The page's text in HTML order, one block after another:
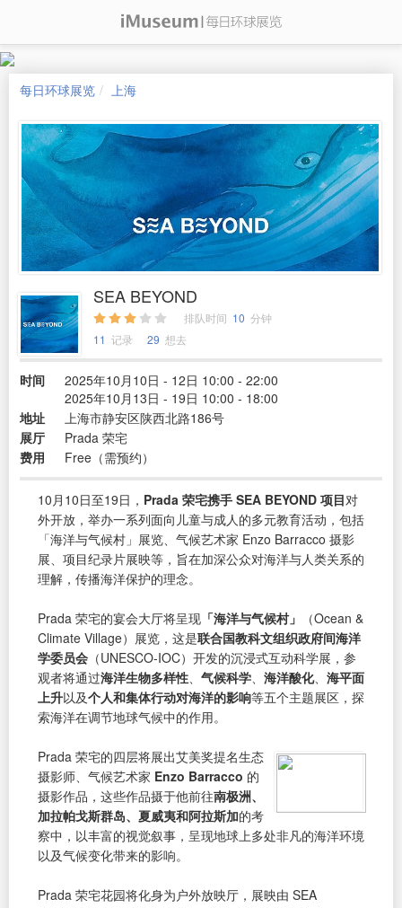
每日环球展览 上海
SEA BEYOND
排队时间 10 分钟
11 记录 29 想去
时间
2025年10月10日 - 12日 10:00 - 22:00
2025年10月13日 - 19日 10:00 - 18:00
地址
上海市静安区陕西北路186号
展厅
Prada 荣宅
费用
Free（需预约）
10月10日至19日， Prada 荣宅携手 SEA BEYOND 项目对
外开放，举办一系列面向儿童与成人的多元教育活动，包括
「海洋与气候村」展览、气候艺术家 Enzo Barracco 摄影
展、项目纪录片展映等，旨在加深公众对海洋与人类关系的
理解，传播海洋保护的理念。
Prada 荣宅的宴会大厅将呈现 「海洋与气候村」
（Ocean &
Climate Village）展览，这是联合国教科文组织政府间海洋
学委员会 （UNESCO-IOC）开发的沉浸式互动科学展，参
观者将通过海洋生物多样性 气候科学 海洋酸化、 海平面
上升以及个人和集体行动对海洋的影响等五个主题展区，探
索海洋在调节地球气候中的作用。
Prada 荣宅的四层将展出艾美奖提名生态
摄影师、气候艺术家 Enzo Barracco 的
摄影作品，这些作品摄于他前往南极洲、
加拉帕戈斯群岛、夏威夷和阿拉斯加的考
察中，以丰富的视觉叙事，呈现地球上多处非凡的海洋环境
以及气候变化带来的影响。
Prada 荣宅花园将化身为户外放映厅，展映由 SEA